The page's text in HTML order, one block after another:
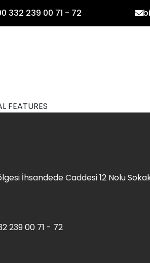
332 239 00 71 - 72
FEATURES
İhsandede Caddesi 12 Nolu
239 00 71 - 72